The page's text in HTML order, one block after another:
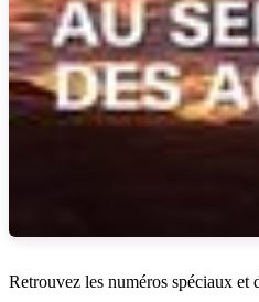
Retrouvez les numéros spéciaux et